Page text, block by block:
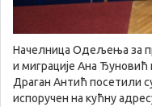
Начелница Одељења за
и миграције Ана Ђуновић
Драган Антић посетили
испоручен на кућну